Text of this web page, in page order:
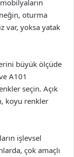
oturma
var, yoksa yatak
büyük ölçüde
A101
seçin. Açık
koyu renkler
işlevsel
çok amaçlı